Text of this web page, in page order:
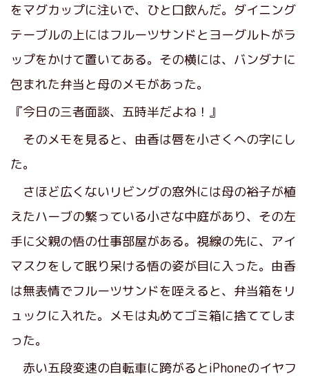
をマグカップに注いで、ひと口飲んだ。ダイニング
テーブルの上にはフルーツサンドとヨーグルトがラ
ップをかけて置いてある。その横には、バンダナに
包まれた弁当と母のメモがあった。
『今日の三者面談、五時半だよね！』
そのメモを見ると、由香は唇を小さくへの字にし
た。
さほど広くないリビングの窓外には母の裕子が植
えたハーブの繁っている小さな中庭があり、その左
手に父親の悟の仕事部屋がある。視線の先に、アイ
マスクをして眠り呆ける悟の姿が目に入った。由香
は無表情でフルーツサンドを咥えると、弁当箱をリ
ュックに入れた。メモは丸めてゴミ箱に捨ててしま
った。
赤い五段変速の自転車に跨がるとiPhoneのイヤフ